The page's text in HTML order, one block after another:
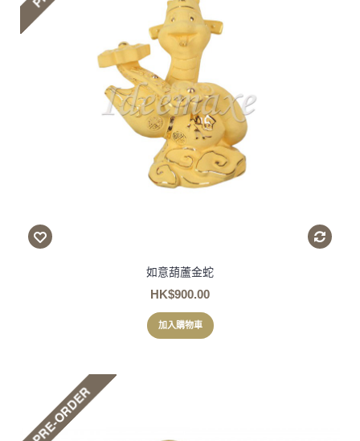
如意葫蘆金蛇
HK$900.00
加入購物車